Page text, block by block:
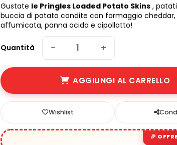
Gustate le Pringles Loaded Potato Skins ,
buccia di patata condite con formaggio
affumicata, panna acida e cipollotto!
Quantità − +
AGGIUNGI AL CARRELLO
Wishlist